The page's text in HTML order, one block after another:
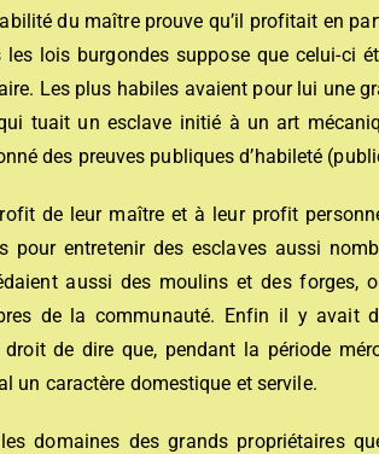
du maître prouve qu’il profitait en
lois burgondes suppose que celui-ci
Les plus habiles avaient pour lui une
tuait un esclave initié à un art
des preuves publiques d’habileté
de leur maître et à leur profit
pour entretenir des esclaves aussi
aussi des moulins et des forges,
de la communauté. Enfin il y avait
de dire que, pendant la période
un caractère domestique et servile.
domaines des grands propriétaires